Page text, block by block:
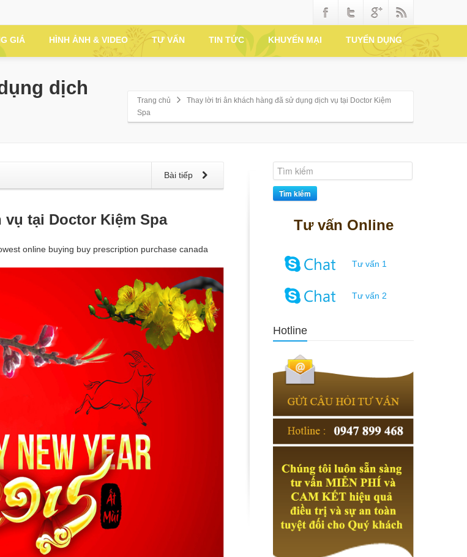
GIÁ HÌNH ẢNH & VIDEO TƯ VẤN TIN TỨC KHUYẾN MẠI TUYỂN DỤNG
dịch
Trang chủ
Thay lời tri ân khách hàng đã sử dụng dịch vụ tại Doctor Kiệm
Spa
Bài tiếp
tại Doctor Kiệm Spa
online buying buy prescription purchase canada
Tìm kiếm
Tư vấn Online
Tư vấn 1
Tư vấn 2
Hotline